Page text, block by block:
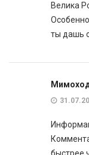
Велика
Особенно
ты дашь